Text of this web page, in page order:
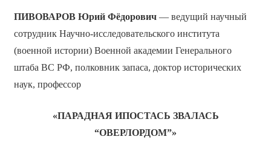
ПИВОВАРОВ Юрий Фёдорович— ведущий научный
сотрудник Научно-исследовательского института
(военной истории) Военной академии Генерального
штаба ВС РФ, полковник запаса, доктор исторических
наук, профессор
«ПАРАДНАЯ ИПОСТАСЬ ЗВАЛАСЬ
“ОВЕРЛОРДОМ”»